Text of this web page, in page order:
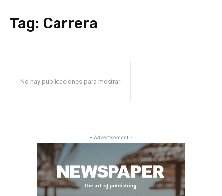
Tag: Carrera
No hay publicaciones para mostrar
- Advertisement -